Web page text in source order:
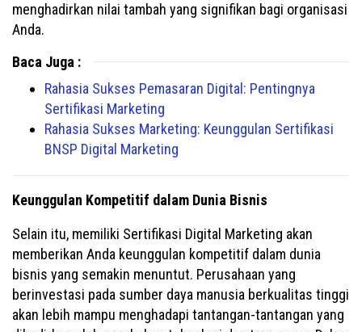
menghadirkan nilai tambah yang signifikan bagi organisasi
Anda.
Baca Juga :
Rahasia Sukses Pemasaran Digital: Pentingnya
Sertifikasi Marketing
Rahasia Sukses Marketing: Keunggulan Sertifikasi
BNSP Digital Marketing
Keunggulan Kompetitif dalam Dunia Bisnis
Selain itu, memiliki Sertifikasi Digital Marketing akan
memberikan Anda keunggulan kompetitif dalam dunia
bisnis yang semakin menuntut. Perusahaan yang
berinvestasi pada sumber daya manusia berkualitas tinggi
akan lebih mampu menghadapi tantangan-tantangan yang